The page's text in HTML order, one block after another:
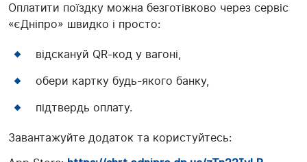
Оплатити поїздку можна безготівково через сервіс
«єДніпро» швидко і просто:
відскануй QR-код у вагоні,
обери картку будь-якого банку,
підтвердь оплату.
Завантажуйте додаток та користуйтесь: